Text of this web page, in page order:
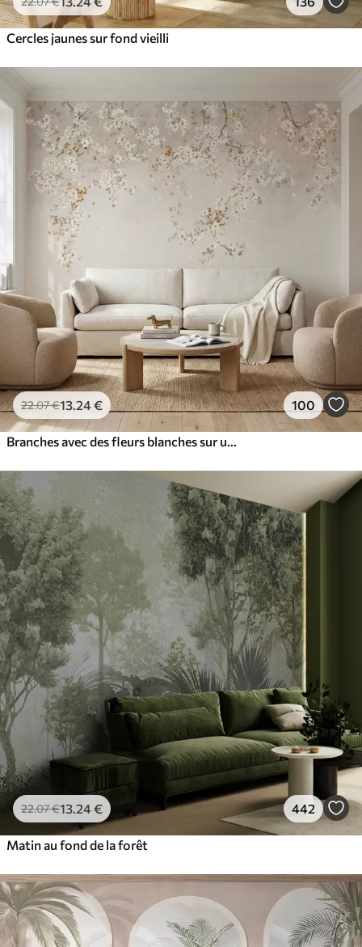
Cercles jaunes sur fond vieilli
22.07€13.24€ 100
Branches avec des fleurs blanches sur un fond beige clair
22.07€13.24€ 442
Matin au fond de la forêt